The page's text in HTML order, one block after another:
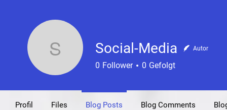
Social-Media
Social-Media Autor
0 Follower 0 Gefolgt
Profil Files Blog Posts Blog Comments